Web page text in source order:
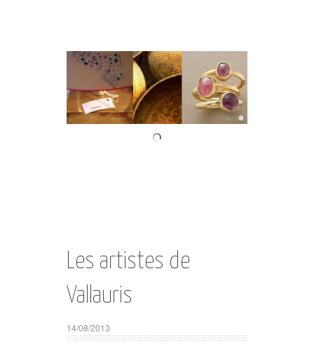
Les artistes de
Vallauris
14/08/2013